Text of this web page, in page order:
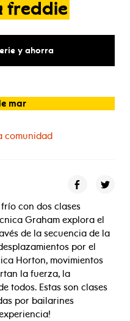
freddie
y ahorra
mar
comunidad
con dos clases
Graham explora el
de la secuencia de la
por el
Horton, movimientos
la fuerza, la
todos. Estas son clases
por bailarines